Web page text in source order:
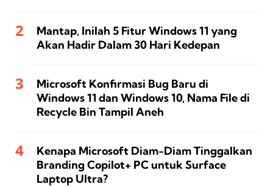
Mantap, Inilah 5 Fitur Windows 11 yang
Akan Hadir Dalam 30 Hari Kedepan
Microsoft Konfirmasi Bug Baru di
Windows 11 dan Windows 10, Nama File di
Recycle Bin Tampil Aneh
Kenapa Microsoft Diam-Diam Tinggalkan
Branding Copilot+ PC untuk Surface
Laptop Ultra?